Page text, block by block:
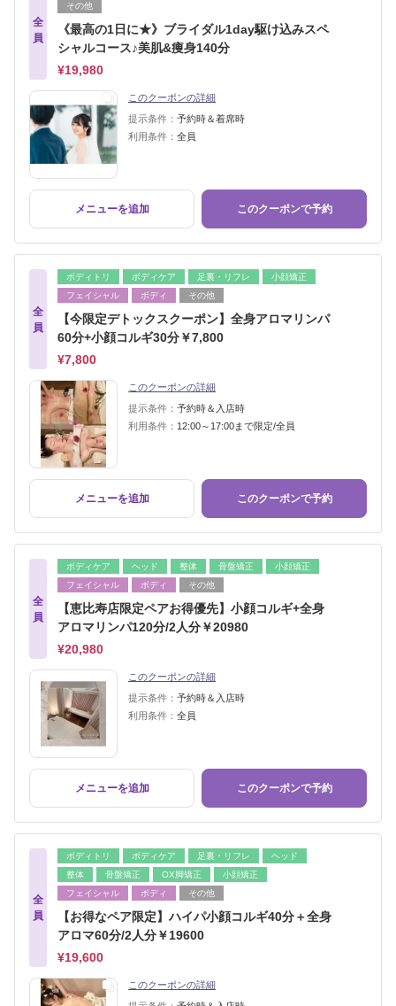
全
員
その他
《最高の1日に★》ブライダル1day駆け込みスペ
シャルコース♪美肌&痩身140分
¥19,980
このクーポンの詳細
提示条件： 予約時＆着席時
利用条件： 全員
メニューを追加 このクーポンで予約
全
員
ボディトリ ボディケア 足裏・リフレ
小顔矯正
フェイシャル
ボディ その他
【今限定デトックスクーポン】全身アロマリンパ
60分+小顔コルギ30分￥7,800
¥7,800
このクーポンの詳細
提示条件： 予約時＆入店時
利用条件： 12:00～17:00まで限定/全員
メニューを追加 このクーポンで予約
全
員
ボディケア ヘッド 整体 骨盤矯正
小顔矯正
フェイシャル
ボディ その他
【恵比寿店限定ペアお得優先】小顔コルギ+全身
アロマリンパ120分/2人分￥20980
¥20,980
このクーポンの詳細
提示条件： 予約時＆入店時
利用条件： 全員
メニューを追加 このクーポンで予約
全
員
ボディトリ ボディケア 足裏・リフレ
ヘッド
整体
骨盤矯正 OX脚矯正
小顔矯正
フェイシャル
ボディ その他
【お得なペア限定】ハイパ小顔コルギ40分＋全身
アロマ60分/2人分￥19600
¥19,600
このクーポンの詳細